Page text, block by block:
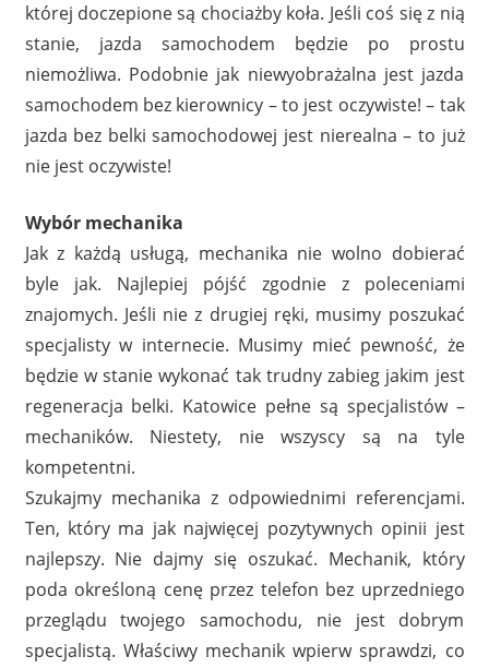
której doczepione są chociażby koła. Jeśli coś się z nią
stanie, jazda samochodem będzie po prostu
niemożliwa. Podobnie jak niewyobrażalna jest jazda
samochodem bez kierownicy – to jest oczywiste! – tak
jazda bez belki samochodowej jest nierealna – to już
nie jest oczywiste!
Wybór mechanika
Jak z każdą usługą, mechanika nie wolno dobierać
byle jak. Najlepiej pójść zgodnie z poleceniami
znajomych. Jeśli nie z drugiej ręki, musimy poszukać
specjalisty w internecie. Musimy mieć pewność, że
będzie w stanie wykonać tak trudny zabieg jakim jest
regeneracja belki. Katowice pełne są specjalistów –
mechaników. Niestety, nie wszyscy są na tyle
kompetentni.
Szukajmy mechanika z odpowiednimi referencjami.
Ten, który ma jak najwięcej pozytywnych opinii jest
najlepszy. Nie dajmy się oszukać. Mechanik, który
poda określoną cenę przez telefon bez uprzedniego
przeglądu twojego samochodu, nie jest dobrym
specjalistą. Właściwy mechanik wpierw sprawdzi, co